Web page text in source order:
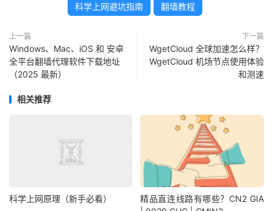
科学上网避坑指南 翻墙教程
上一篇
Windows、Mac、iOS 和 安卓
全平台翻墙代理软件下载地址
（2025 最新）
下一篇
WgetCloud 全球加速怎么样？
WgetCloud 机场节点使用体验
和测速
相关推荐
科学上网原理（新手必看）
精品直连线路有哪些？CN2 GIA